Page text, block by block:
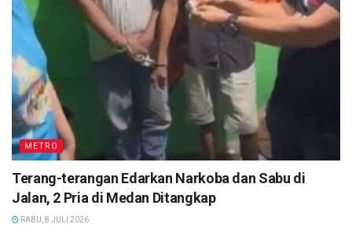
METRO
Terang-terangan Edarkan Narkoba dan Sabu di
Jalan, 2 Pria di Medan Ditangkap
RABU, 8 JULI 2026